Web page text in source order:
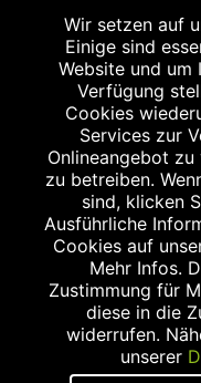
unverbindliche
ein von den
rezeptfreie
Apotheken
Apotheke in
Jahren) das Produkt
Krankenversicherung
Erstattungspreis im
gesetzlichen
Zwangsrabattes (zur
Unverbindliche
Wir setzen auf
Einige sind
Website und um
Verfügung
Cookies
Services zur
Onlineangebot
zu betreiben.
sind, klicken
Ausführliche
Cookies auf
Mehr Infos.
Zustimmung für
diese in die
widerrufen.
unserer